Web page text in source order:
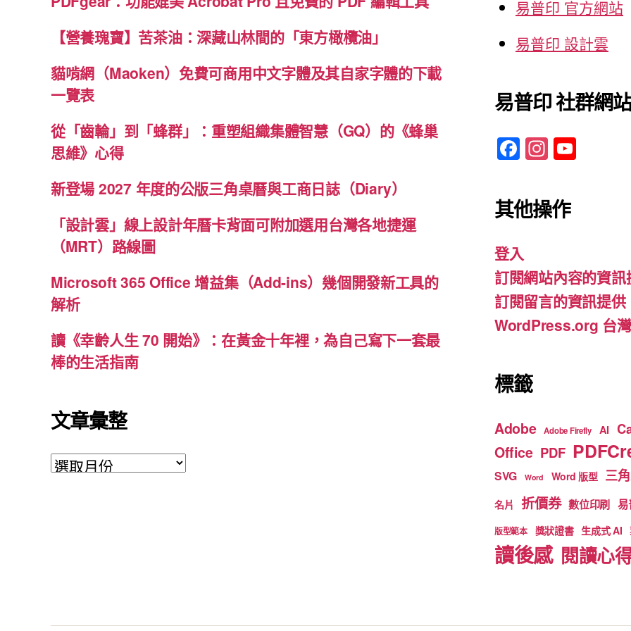
【營養瑰寶】苦茶油：深藏山林間的「東方橄欖油」
貓啃網（Maoken）免費可商用中文字體及其自家字體的下載
一覽表
從「齒輪」到「蜂群」：重塑組織集體智慧（GQ）的《蜂巢
思維》心得
新登場 2027 年度的公版三角桌曆與工商日誌（Diary）
「設計雲」線上設計年曆卡背面可附加選用台灣各地捷運
（MRT）路線圖
Microsoft 365 Office 增益集（Add-ins）幾個開發新工具的
解析
讀《幸齡人生 70 開始》：在黃金十年裡，為自己寫下一套最
棒的生活指南
文章彙整
文
易普印 官方網站
易普印 設計雲
易普印 社群網站
F
a
c
e
o
o
k
In
st
a
gr
m b
e
其他操作
登入
訂閱網站內容的資訊
訂閱留言的資訊提供
WordPress.org 台
標籤
Adobe Adobe Firefly AI
Office PDF
SVG Word Word 版型 三
名片 折價券 數位印刷 易
版型範本 獎狀證書 生成式 AI
讀後感 閱讀心